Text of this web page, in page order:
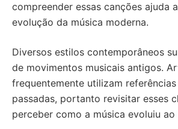
compreender essas canções ajuda
evolução da música moderna.
Diversos estilos contemporâneos
de movimentos musicais antigos.
frequentemente utilizam
passadas, portanto revisitar esses
perceber como a música evoluiu